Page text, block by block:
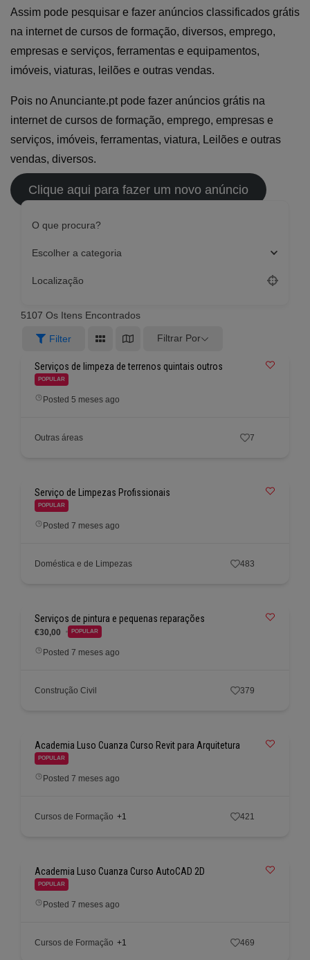
Assim pode pesquisar e fazer anúncios classificados grátis
na internet de cursos de formação, diversos, emprego,
empresas e serviços, ferramentas e equipamentos,
imóveis, viaturas, leilões e outras vendas.
Pois no Anunciante.pt pode fazer anúncios grátis na
internet de cursos de formação, emprego, empresas e
serviços, imóveis, ferramentas, viatura, Leilões e outras
vendas, diversos.
Clique aqui para fazer um novo anúncio
O que procura?
Escolher a categoria
Localização
5107 Os Itens Encontrados
Filter Filtrar Por
Serviços de limpeza de terrenos quintais outros
POPULAR
Posted 5 meses ago
Outras áreas 7
Serviço de Limpezas Profissionais
POPULAR
Posted 7 meses ago
Doméstica e de Limpezas 483
Serviços de pintura e pequenas reparações
€30,00 POPULAR
Posted 7 meses ago
Construção Civil 379
Academia Luso Cuanza Curso Revit para Arquitetura
POPULAR
Posted 7 meses ago
Cursos de Formação +1 421
Academia Luso Cuanza Curso AutoCAD 2D
POPULAR
Posted 7 meses ago
Cursos de Formação +1 469